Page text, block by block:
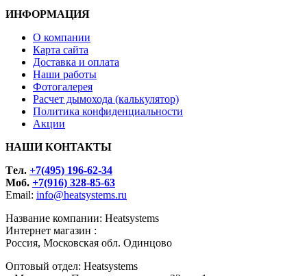
ИНФОРМАЦИЯ
О компании
Карта сайта
Доставка и оплата
Наши работы
Фотогалерея
Расчет дымохода (калькулятор)
Политика конфиденциальности
Акции
НАШИ КОНТАКТЫ
Tел. +7(495) 196-62-34
Моб. +7(916) 328-85-63
Email: info@heatsystems.ru
Название компании: Heatsystems
Интернет магазин :
Россия, Московская обл. Одинцово
Оптовый отдел: Heatsystems